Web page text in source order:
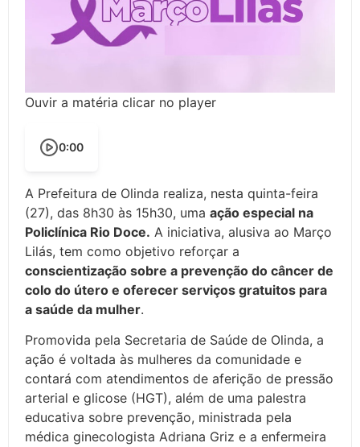
Ouvir a matéria clicar no player
0:00
A Prefeitura de Olinda realiza, nesta quinta-feira
(27), das 8h30 às 15h30, uma ação especial na
Policlínica Rio Doce. A iniciativa, alusiva ao Março
Lilás, tem como objetivo reforçar a
conscientização sobre a prevenção do câncer de
colo do útero e oferecer serviços gratuitos para
a saúde da mulher.
Promovida pela Secretaria de Saúde de Olinda, a
ação é voltada às mulheres da comunidade e
contará com atendimentos de aferição de pressão
arterial e glicose (HGT), além de uma palestra
educativa sobre prevenção, ministrada pela
médica ginecologista Adriana Griz e a enfermeira